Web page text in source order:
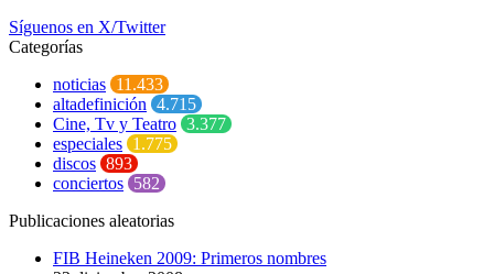
Síguenos en X/Twitter
Categorías
noticias 11.433
altadefinición 4.715
Cine, Tv y Teatro 3.377
especiales 1.775
discos 893
conciertos 582
Publicaciones aleatorias
FIB Heineken 2009: Primeros nombres